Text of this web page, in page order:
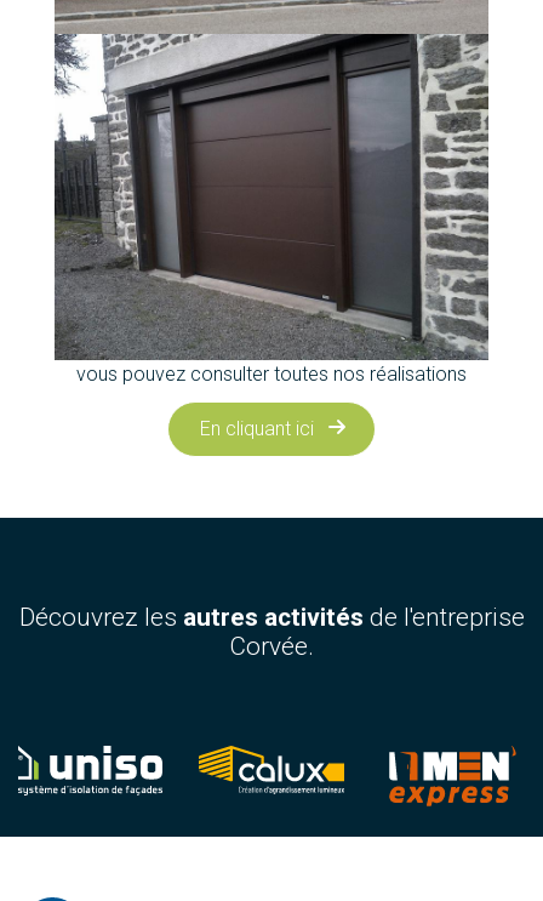
vous pouvez consulter toutes nos réalisations
En cliquant ici
Découvrez les autres activités de l'entreprise
Corvée.